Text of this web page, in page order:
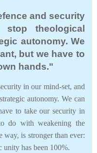
and security
theological
autonomy. We
but we have to
hands."
in our mind-set, and
autonomy. We can
to take our security in
do with weakening the
way, is stronger than ever:
unity has been 100%.